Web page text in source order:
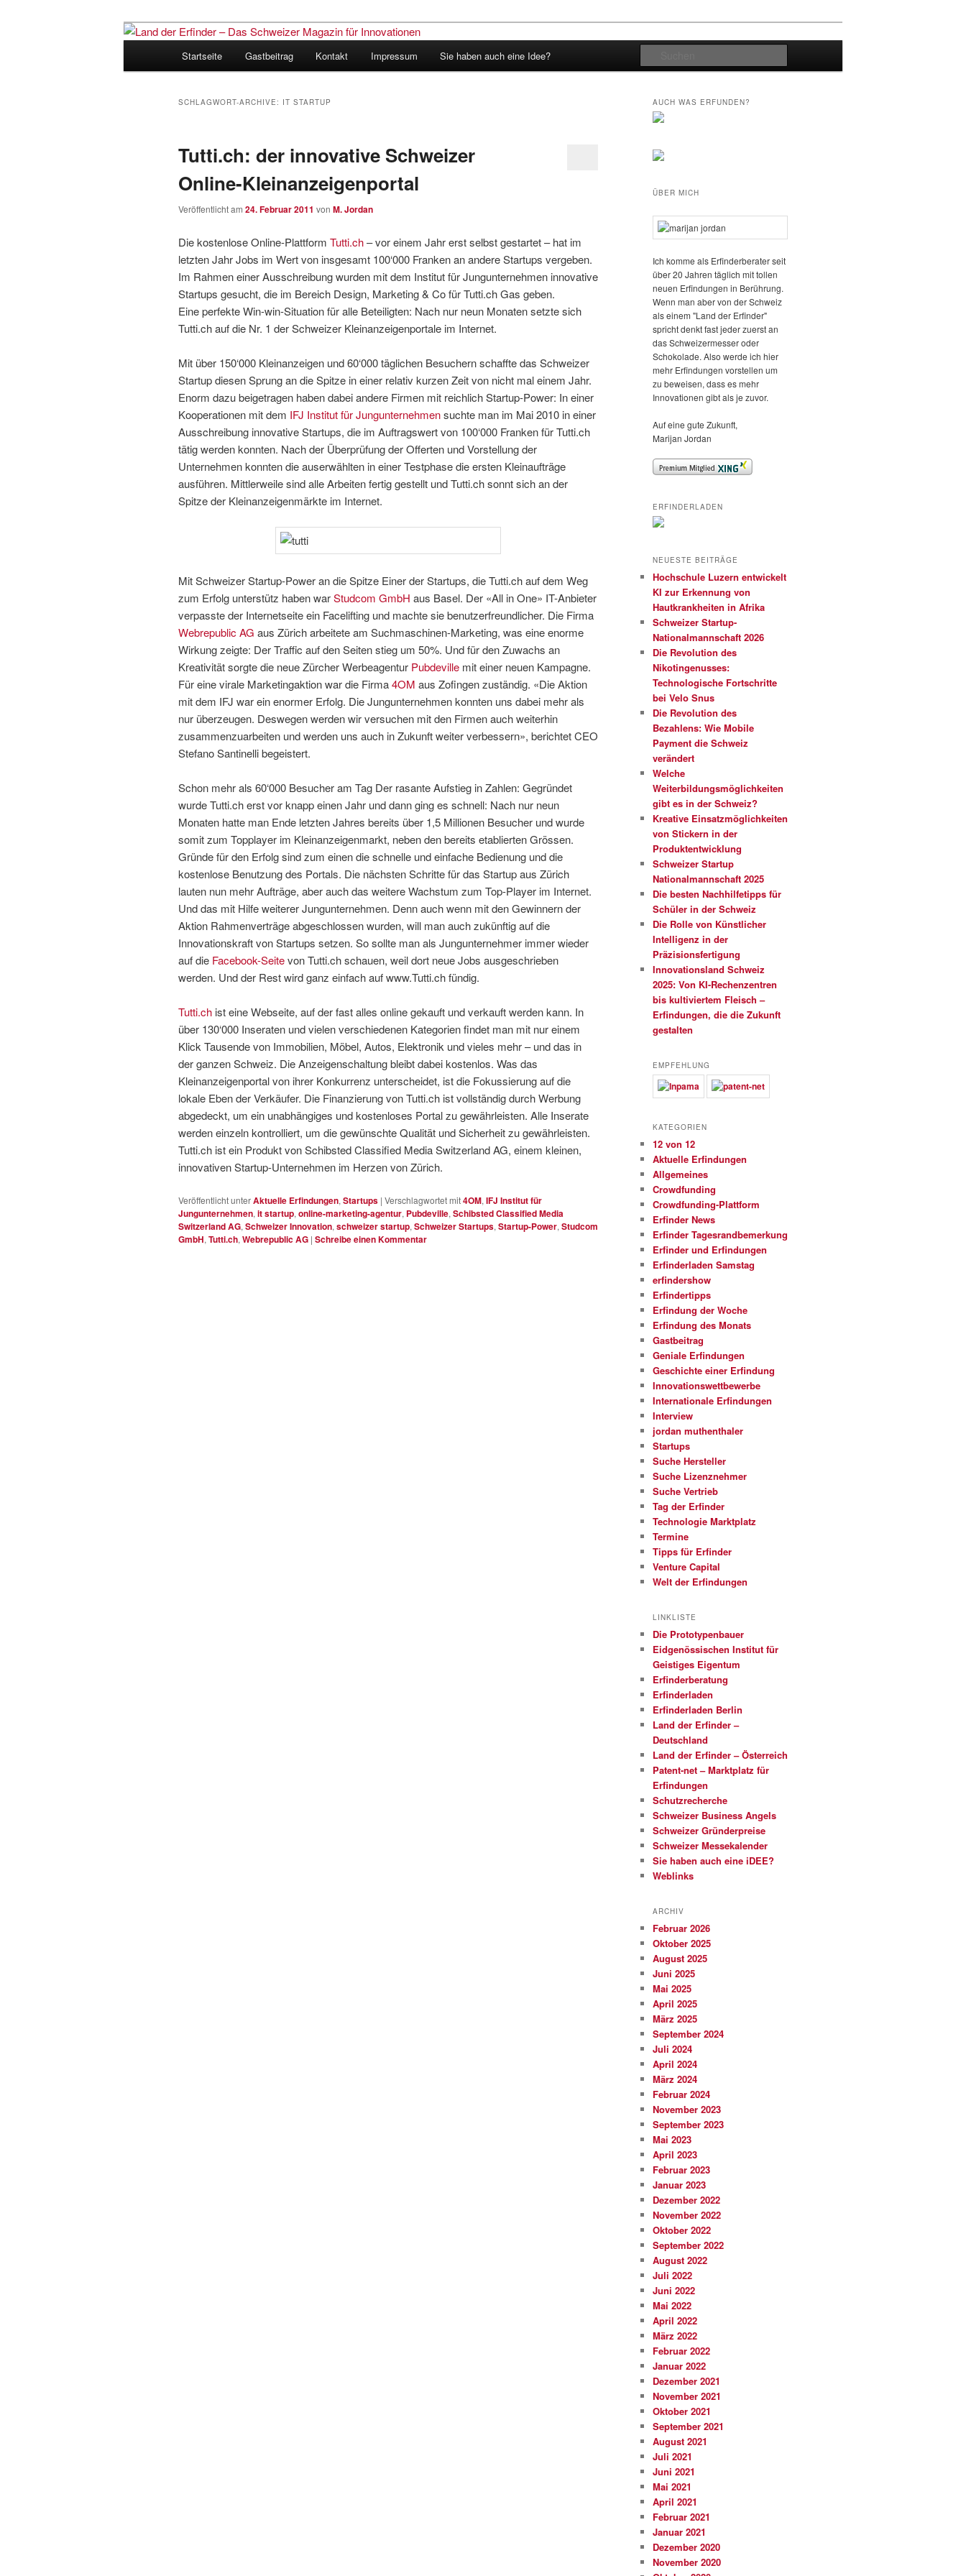
Land der Erfinder – Das Schweizer Magazin
für Innovationen
Startseite Gastbeitrag Kontakt Impressum Sie haben auch eine Idee?
SCHLAGWORT-ARCHIVE: IT STARTUP
Tutti.ch: der innovative Schweizer
Online-Kleinanzeigenportal
Veröffentlicht am 24. Februar 2011 von M. Jordan
Die kostenlose Online-Plattform Tutti.ch– vor einem Jahr erst selbst gestartet – hat im
letzten Jahr Jobs im Wert von insgesamt 100‘000 Franken an andere Startups vergeben.
Im Rahmen einer Ausschreibung wurden mit dem Institut für Jungunternehmen innovative
Startups gesucht, die im Bereich Design, Marketing & Co für Tutti.ch Gas geben.
Eine perfekte Win-win-Situation für alle Beteiligten: Nach nur neun Monaten setzte sich
Tutti.ch auf die Nr. 1 der Schweizer Kleinanzeigenportale im Internet.
Mit über 150‘000 Kleinanzeigen und 60‘000 täglichen Besuchern schaffte das Schweizer
Startup diesen Sprung an die Spitze in einer relativ kurzen Zeit von nicht mal einem Jahr.
Enorm dazu beigetragen haben dabei andere Firmen mit reichlich Startup-Power: In einer
Kooperationen mit dem IFJ Institut für Jungunternehmensuchte man im Mai 2010 in einer
Ausschreibung innovative Startups, die im Auftragswert von 100‘000 Franken für Tutti.ch
tätig werden konnten. Nach der Überprüfung der Offerten und Vorstellung der
Unternehmen konnten die auserwählten in einer Testphase die ersten Kleinaufträge
ausführen. Mittlerweile sind alle Arbeiten fertig gestellt und Tutti.ch sonnt sich an der
Spitze der Kleinanzeigenmärkte im Internet.
Mit Schweizer Startup-Power an die Spitze Einer der Startups, die Tutti.ch auf dem Weg
zum Erfolg unterstütz haben warStudcom GmbH aus Basel. Der «All in One» IT-Anbieter
verpasste der Internetseite ein Facelifting und machte sie benutzerfreundlicher. Die Firma
Webrepublic AG aus Zürich arbeitete am Suchmaschinen-Marketing, was eine enorme
Wirkung zeigte: Der Traffic auf den Seiten stieg um 50%. Und für den Zuwachs an
Kreativität sorgte die neue Zürcher Werbeagentur Pubdeville mit einer neuen Kampagne.
Für eine virale Marketingaktion war die Firma4OM aus Zofingen zuständig. «Die Aktion
mit dem IFJ war ein enormer Erfolg. Die Jungunternehmen konnten uns dabei mehr als
nur überzeugen. Deswegen werden wir versuchen mit den Firmen auch weiterhin
zusammenzuarbeiten und werden uns auch in Zukunft weiter verbessern», berichtet CEO
Stefano Santinelli begeistert.
Schon mehr als 60‘000 Besucher am Tag Der rasante Aufstieg in Zahlen: Gegründet
wurde Tutti.ch erst vor knapp einen Jahr und dann ging es schnell: Nach nur neun
Monaten hatte man Ende letzten Jahres bereits über 1,5 Millionen Besucher und wurde
somit zum Topplayer im Kleinanzeigenmarkt, neben den bereits etablierten Grössen.
Gründe für den Erfolg sind zum einen die schnelle und einfache Bedienung und die
kostenlose Benutzung des Portals. Die nächsten Schritte für das Startup aus Zürich
lauten nun mehr Aufträge, aber auch das weitere Wachstum zum Top-Player im Internet.
Und das mit Hilfe weiterer Jungunternehmen. Denn auch wenn mit den Gewinnern der
Aktion Rahmenverträge abgeschlossen wurden, will man auch zukünftig auf die
Innovationskraft von Startups setzen. So sollte man als Jungunternehmer immer wieder
auf die Facebook-Seitevon Tutti.ch schauen, weil dort neue Jobs ausgeschrieben
werden. Und der Rest wird ganz einfach auf www.Tutti.ch fündig.
Tutti.ch ist eine Webseite, auf der fast alles online gekauft und verkauft werden kann. In
über 130‘000 Inseraten und vielen verschiedenen Kategorien findet man mit nur einem
Klick Tausende von Immobilien, Möbel, Autos, Elektronik und vieles mehr – und das in
der ganzen Schweiz. Die Anzeigenschaltung bleibt dabei kostenlos. Was das
Kleinanzeigenportal von ihrer Konkurrenz unterscheidet, ist die Fokussierung auf die
lokale Eben der Verkäufer. Die Finanzierung von Tutti.ch ist vollständig durch Werbung
abgedeckt, um ein unabhängiges und kostenloses Portal zu gewährleisten. Alle Inserate
werden einzeln kontrolliert, um die gewünschte Qualität und Sicherheit zu gewährleisten.
Tutti.ch ist ein Produkt von Schibsted Classified Media Switzerland AG, einem kleinen,
innovativen Startup-Unternehmen im Herzen von Zürich.
Veröffentlicht unterAktuelle Erfindungen, Startups | Verschlagwortet mit4OM, IFJ Institut für
Jungunternehmen, it startup, online-marketing-agentur, Pubdeville, Schibsted Classified Media
Switzerland AG, Schweizer Innovation, schweizer startup, Schweizer Startups, Startup-Power, Studcom
GmbH, Tutti.ch, Webrepublic AG | Schreibe einen Kommentar
AUCH WAS ERFUNDEN?
ÜBER MICH
Ich komme als Erfinderberater seit
über 20 Jahren täglich mit tollen
neuen Erfindungen in Berührung.
Wenn man aber von der Schweiz
als einem "Land der Erfinder"
spricht denkt fast jeder zuerst an
das Schweizermesser oder
Schokolade. Also werde ich hier
mehr Erfindungen vorstellen um
zu beweisen, dass es mehr
Innovationen gibt als je zuvor.
Auf eine gute Zukunft,
Marijan Jordan
ERFINDERLADEN
NEUESTE BEITRÄGE
Hochschule Luzern entwickelt
KI zur Erkennung von
Hautkrankheiten in Afrika
Schweizer Startup-
Nationalmannschaft 2026
Die Revolution des
Nikotingenusses:
Technologische Fortschritte
bei Velo Snus
Die Revolution des
Bezahlens: Wie Mobile
Payment die Schweiz
verändert
Welche
Weiterbildungsmöglichkeiten
gibt es in der Schweiz?
Kreative Einsatzmöglichkeiten
von Stickern in der
Produktentwicklung
Schweizer Startup
Nationalmannschaft 2025
Die besten Nachhilfetipps für
Schüler in der Schweiz
Die Rolle von Künstlicher
Intelligenz in der
Präzisionsfertigung
Innovationsland Schweiz
2025: Von KI-Rechenzentren
bis kultiviertem Fleisch –
Erfindungen, die die Zukunft
gestalten
EMPFEHLUNG
KATEGORIEN
12 von 12
Aktuelle Erfindungen
Allgemeines
Crowdfunding
Crowdfunding-Plattform
Erfinder News
Erfinder Tagesrandbemerkung
Erfinder und Erfindungen
Erfinderladen Samstag
erfindershow
Erfindertipps
Erfindung der Woche
Erfindung des Monats
Gastbeitrag
Geniale Erfindungen
Geschichte einer Erfindung
Innovationswettbewerbe
Internationale Erfindungen
Interview
jordan muthenthaler
Startups
Suche Hersteller
Suche Lizenznehmer
Suche Vertrieb
Tag der Erfinder
Technologie Marktplatz
Termine
Tipps für Erfinder
Venture Capital
Welt der Erfindungen
LINKLISTE
Die Prototypenbauer
Eidgenössischen Institut für
Geistiges Eigentum
Erfinderberatung
Erfinderladen
Erfinderladen Berlin
Land der Erfinder –
Deutschland
Land der Erfinder – Österreich
Patent-net – Marktplatz für
Erfindungen
Schutzrecherche
Schweizer Business Angels
Schweizer Gründerpreise
Schweizer Messekalender
Sie haben auch eine iDEE?
Weblinks
ARCHIV
Februar 2026
Oktober 2025
August 2025
Juni 2025
Mai 2025
April 2025
März 2025
September 2024
Juli 2024
April 2024
März 2024
Februar 2024
November 2023
September 2023
Mai 2023
April 2023
Februar 2023
Januar 2023
Dezember 2022
November 2022
Oktober 2022
September 2022
August 2022
Juli 2022
Juni 2022
Mai 2022
April 2022
März 2022
Februar 2022
Januar 2022
Dezember 2021
November 2021
Oktober 2021
September 2021
August 2021
Juli 2021
Juni 2021
Mai 2021
April 2021
Februar 2021
Januar 2021
Dezember 2020
November 2020